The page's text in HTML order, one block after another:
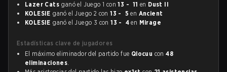
Lazer Cats ganó el Juego 1 con13 - 11 en Dust II
KOLESIE ganó el Juego 2 con13 - 5 en Ancient
KOLESIE ganó el Juego 3 con13 - 4 en Mirage
Estadísticas clave de jugadores
El máximo eliminador del partido fue Qlocuu con48
eliminaciones.